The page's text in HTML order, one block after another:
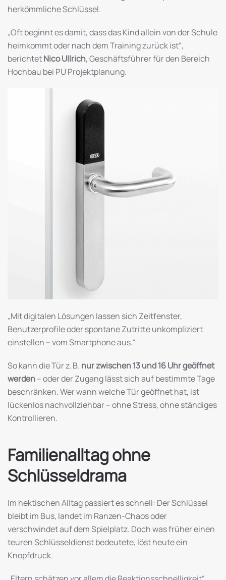
herkömmliche Schlüssel.
„Oft beginnt es damit, dass das Kind allein von der Schule
heimkommt oder nach dem Training zurück ist“,
berichtetNico Ullrich, Geschäftsführer für den Bereich
Hochbau bei PU Projektplanung.
„Mit digitalen Lösungen lassen sich Zeitfenster,
Benutzerprofile oder spontane Zutritte unkompliziert
einstellen – vom Smartphone aus.“
So kann die Tür z. B. nur zwischen 13 und 16 Uhr geöffnet
werden– oder der Zugang lässt sich auf bestimmte Tage
beschränken. Wer wann welche Tür geöffnet hat, ist
lückenlos nachvollziehbar – ohne Stress, ohne ständiges
Kontrollieren.
Familienalltag ohne
Schlüsseldrama
Im hektischen Alltag passiert es schnell: Der Schlüssel
bleibt im Bus, landet im Ranzen-Chaos oder
verschwindet auf dem Spielplatz. Doch was früher einen
teuren Schlüsseldienst bedeutete, löst heute ein
Knopfdruck.